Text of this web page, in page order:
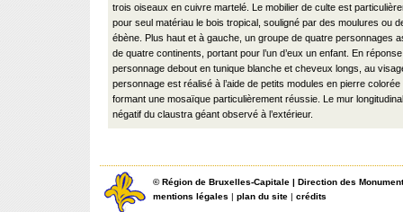
trois oiseaux en cuivre martelé. Le mobilier de culte est
pour seul matériau le bois tropical, souligné par des moulures ou
ébène. Plus haut et à gauche, un groupe de quatre personnages
de quatre continents, portant pour l’un d’eux un enfant. En
personnage debout en tunique blanche et cheveux longs, au
personnage est réalisé à l’aide de petits modules en pierre
formant une mosaïque particulièrement réussie. Le mur
négatif du claustra géant observé à l’extérieur.
©Région de Bruxelles-Capitale | Direction des
mentions légales | plan du site | crédits